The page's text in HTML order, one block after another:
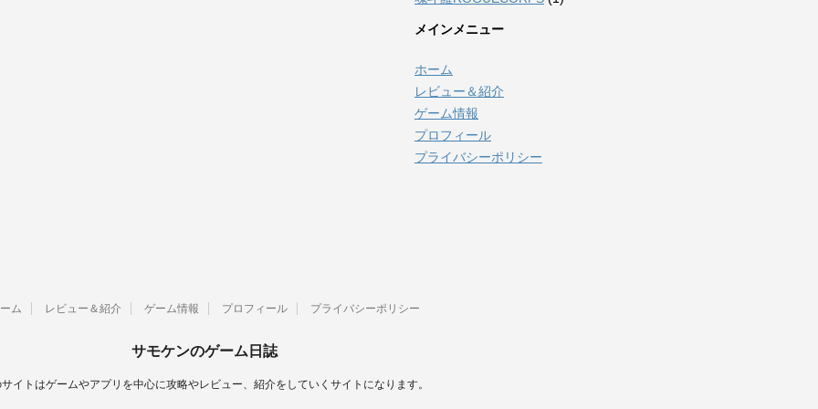
メインメニュー
ホーム
レビュー＆紹介
ゲーム情報
プロフィール
プライバシーポリシー
ム レビュー＆紹介 ゲーム情報 プロフィール プライバシーポリシー
サモケンのゲーム日誌
イトはゲームやアプリを中心に攻略やレビュー、紹介をしていくサイトになります。